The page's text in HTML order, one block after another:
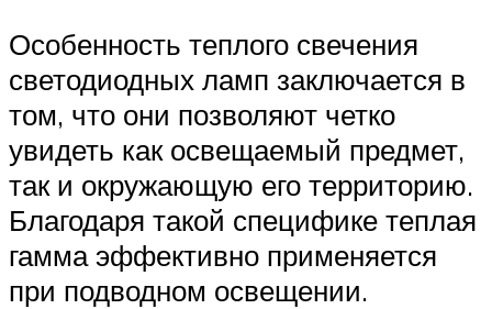
Особенность теплого свечения
светодиодных ламп заключается в
том, что они позволяют четко
увидеть как освещаемый предмет,
так и окружающую его территорию.
Благодаря такой специфике теплая
гамма эффективно применяется
при подводном освещении.